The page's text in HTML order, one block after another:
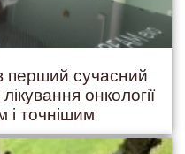
перший сучасний
онкології
точнішим